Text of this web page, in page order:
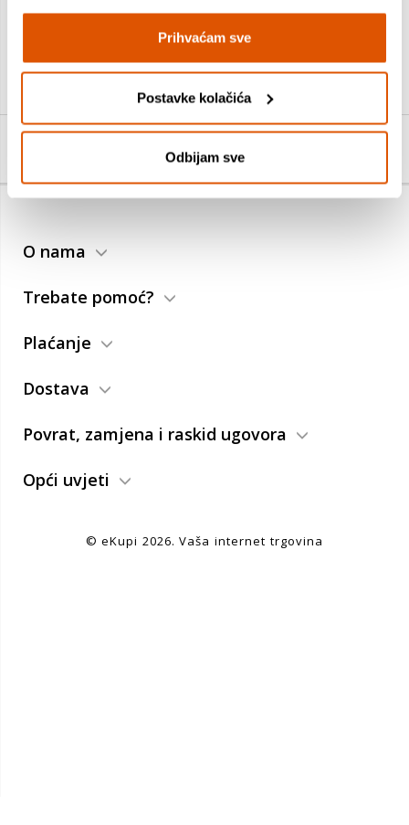
Prihvaćam sve
Postavke kolačića
Odbijam sve
učenik ostvaruje odgojno-obrazovni ishod OŠ HJ A.3.4.
Specifikacije
O nama
Trebate pomoć?
Plaćanje
Dostava
Povrat, zamjena i raskid ugovora
Opći uvjeti
© eKupi 2026. Vaša internet trgovina